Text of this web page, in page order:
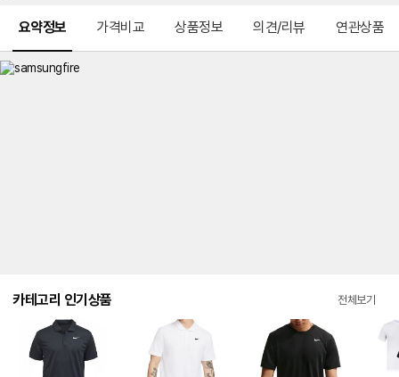
요약정보 가격비교 상품정보 의견/리뷰 연관상품
카테고리 인기상품 전체보기